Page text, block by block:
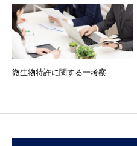
微生物特許に関する一考察